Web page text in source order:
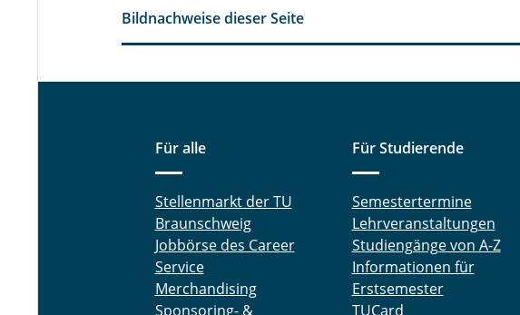
Bildnachweise dieser Seite
Für alle
Stellenmarkt der TU
Braunschweig
Jobbörse des Career
Service
Merchandising
Sponsoring- &
Für Studierende
Semestertermine
Lehrveranstaltungen
Studiengänge von A-Z
Informationen für
Erstsemester
TUCard